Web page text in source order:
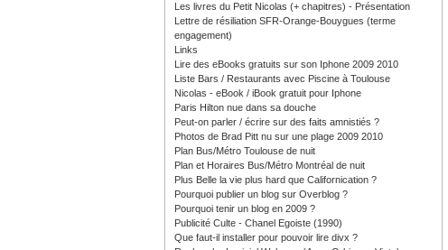
Les livres du Petit Nicolas (+ chapitres) - Présentation
Lettre de résiliation SFR-Orange-Bouygues (terme
engagement)
Links
Lire des eBooks gratuits sur son Iphone 2009 2010
Liste Bars / Restaurants avec Piscine à Toulouse
Nicolas - eBook / iBook gratuit pour Iphone
Paris Hilton nue dans sa douche
Peut-on parler / écrire sur des faits amnistiés ?
Photos de Brad Pitt nu sur une plage 2009 2010
Plan Bus/Métro Toulouse de nuit
Plan et Horaires Bus/Métro Montréal de nuit
Plus Belle la vie plus hard que Californication ?
Pourquoi publier un blog sur Overblog ?
Pourquoi tenir un blog en 2009 ?
Publicité Culte - Chanel Egoiste (1990)
Que faut-il installer pour pouvoir lire divx ?